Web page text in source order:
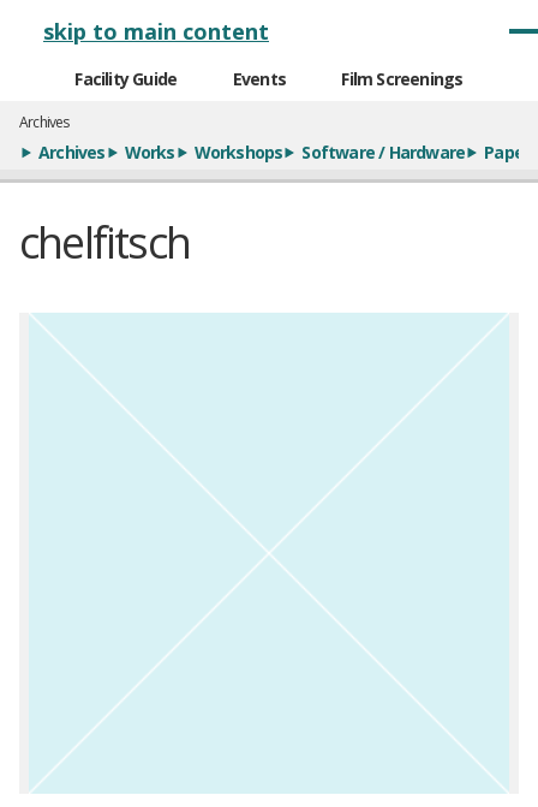
skip to main content
Facility Guide Events Film Screenings
Archives
Archives Works Workshops Software / Hardware Papers
chelfitsch